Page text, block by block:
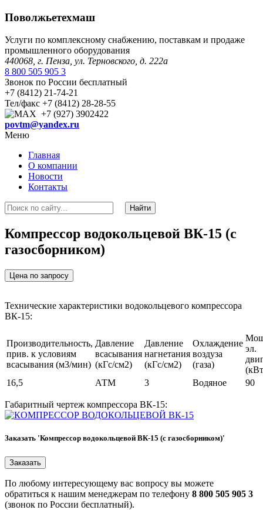
Поволжьетехмаш
Услуги по комплексному снабжению, поставкам и продаже
промышленного оборудования
440068, г. Пенза, ул. Терновского, д. 222а
8 800 505 905 3
Звонок по России бесплатный
+7 (8412) 21-74-21
Тел/факс +7 (8412) 28-28-55
+7 (927) 3902422
povtm@yandex.ru
Меню
Главная
О компании
Новости
Контакты
Компрессор водокольцевой ВК-15 (с
газосборником)
Цена по запросу
Технические характеристики водокольцевого компрессора
ВК-15:
Производительность,
прив. к условиям
всасывания (м3/мин)
Давление
всасывания
(кГс/см2)
Давление
нагнетания
(кГс/см2)
Охлаждение
воздуза
(газа)
эл.
16,5
АТМ 3 Водяное 90
Габаритный чертеж компрессора ВК-15:
Заказать 'Компрессор водокольцевой ВК-15 (с газосборником)'
По любому интересующему вас вопросу вы можете
обратиться к нашим менеджерам по телефону 8 800 505 905 3
(звонок по России бесплатный).